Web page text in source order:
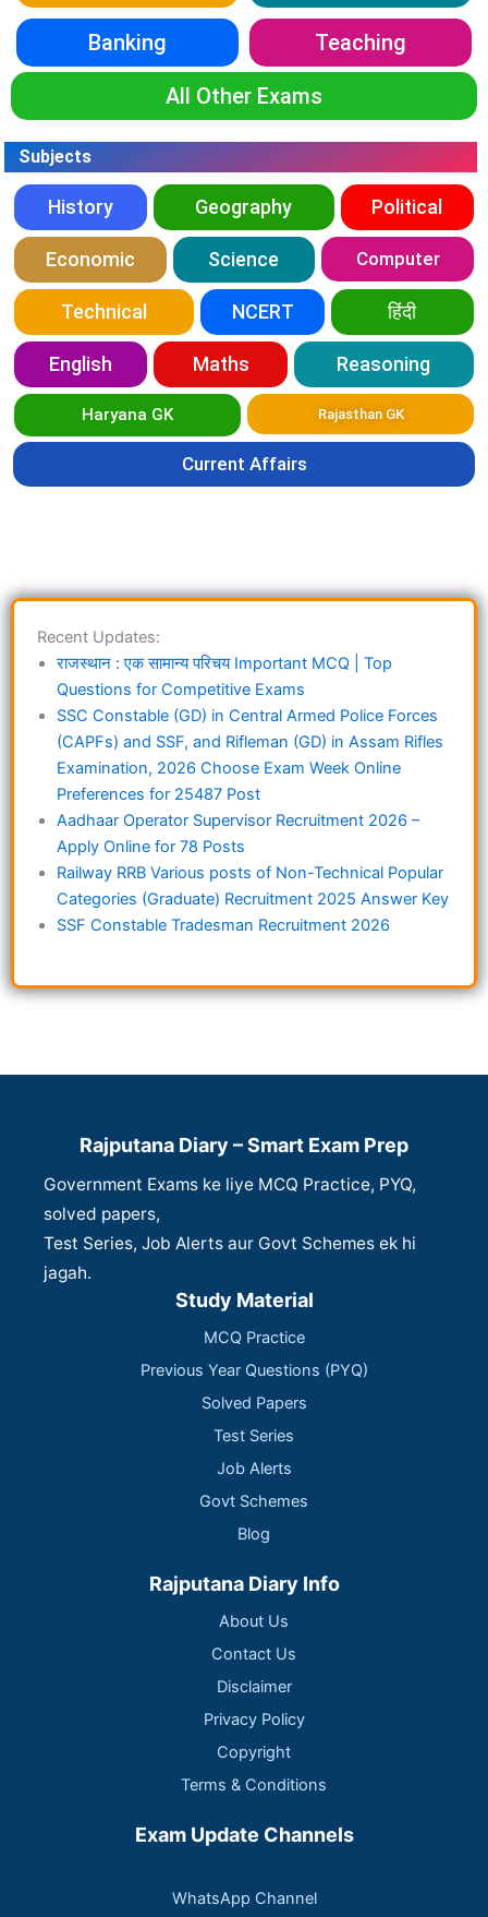
Banking Teaching
All Other Exams
Subjects
History Geography Political
Economic Science Computer
Technical NCERT हिंदी
English Maths Reasoning
Haryana GK Rajasthan GK
Current Affairs
Recent Updates:
राजस्थान : एक सामान्य परिचय Important MCQ | Top
Questions for Competitive Exams
SSC Constable (GD) in Central Armed Police Forces
(CAPFs) and SSF, and Rifleman (GD) in Assam Rifles
Examination, 2026 Choose Exam Week Online
Preferences for 25487 Post
Aadhaar Operator Supervisor Recruitment 2026 –
Apply Online for 78 Posts
Railway RRB Various posts of Non-Technical Popular
Categories (Graduate) Recruitment 2025 Answer Key
SSF Constable Tradesman Recruitment 2026
Rajputana Diary – Smart Exam Prep
Government Exams ke liye MCQ Practice, PYQ,
solved papers,
Test Series, Job Alerts aur Govt Schemes ek hi
jagah.
Study Material
MCQ Practice
Previous Year Questions (PYQ)
Solved Papers
Test Series
Job Alerts
Govt Schemes
Blog
Rajputana Diary Info
About Us
Contact Us
Disclaimer
Privacy Policy
Copyright
Terms & Conditions
Exam Update Channels
WhatsApp Channel